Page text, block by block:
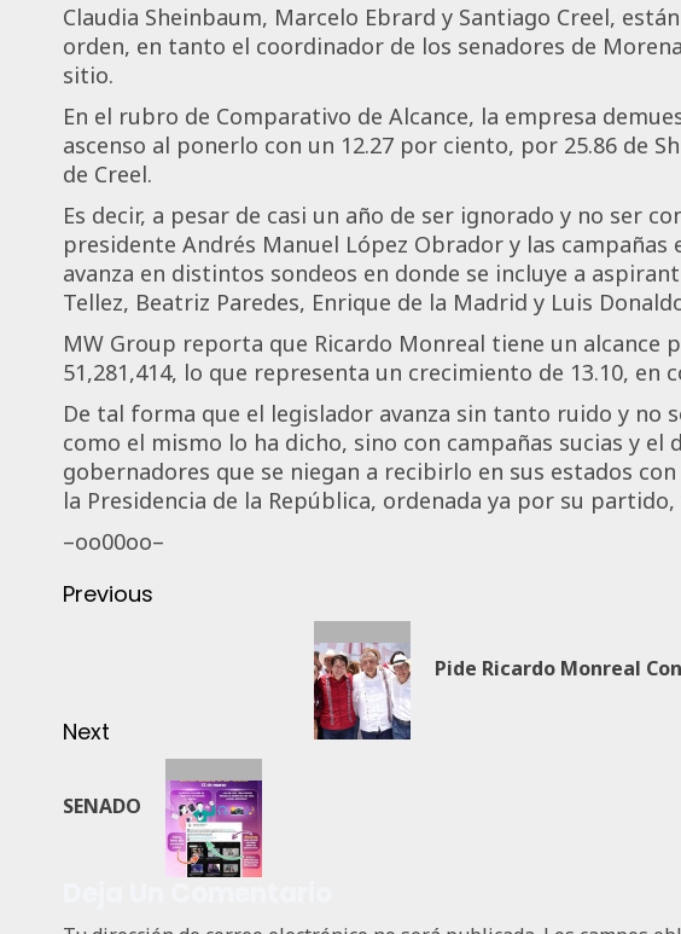
Claudia Sheinbaum, Marcelo Ebrard y Santiago Creel,
orden, en tanto el coordinador de los senadores de
sitio.
En el rubro de Comparativo de Alcance, la empresa
ascenso al ponerlo con un 12.27 por ciento, por 25.86 de
de Creel.
Es decir, a pesar de casi un año de ser ignorado y no ser
presidente Andrés Manuel López Obrador y las
avanza en distintos sondeos en donde se incluye a
Tellez, Beatriz Paredes, Enrique de la Madrid y Luis
MW Group reporta que Ricardo Monreal tiene un alcance
51,281,414, lo que representa un crecimiento de 13.10, en
De tal forma que el legislador avanza sin tanto ruido y no
como el mismo lo ha dicho, sino con campañas sucias y el
gobernadores que se niegan a recibirlo en sus estados
la Presidencia de la República, ordenada ya por su
–oo00oo–
Previous
Pide Ricardo Monreal
Next
SENADO